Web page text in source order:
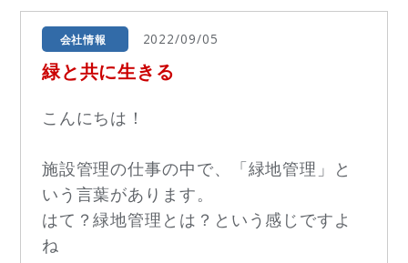
会社情報 2022/09/05
緑と共に生きる
こんにちは！
施設管理の仕事の中で、「緑地管理」と
いう言葉があります。
はて？緑地管理とは？という感じですよ
ね